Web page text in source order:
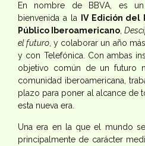
En nombre de BBVA, es
bienvenida a la
IV Edición
Público Iberoamericano,
el futuro, y colaborar un año
y con Telefónica. Con ambas
objetivo común de un futuro
comunidad iberoamericana,
plazo para poner al alcance de
esta nueva era.
Una era en la que el mundo
principalmente de carácter